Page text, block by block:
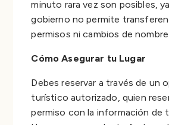
minuto rara vez son posibles,
gobierno no permite
permisos ni cambios de nombre.
Cómo Asegurar tu Lugar
Debes reservar a través de un
turístico autorizado, quien
permiso con la información de